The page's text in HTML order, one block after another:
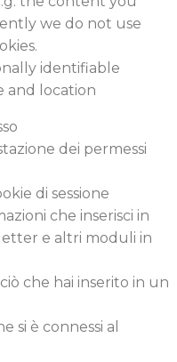
we do not use
identifiable
and location
dei permessi
di sessione
che inserisci in
e altri moduli in
che hai inserito in un
si è connessi al